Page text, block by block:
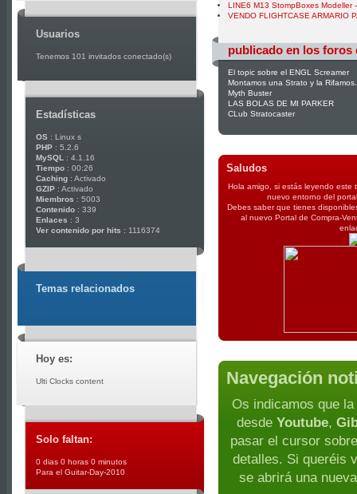
Usuarios
Tenemos 101 invitados conectado(s)
Estadísticas
OS : Linux s
PHP : 5.2.6
MySQL
: 4.1.16
Tiempo : 00:26
Caching : Activado
GZIP : Activado
Miembros : 5003
Contenido : 339
Enlaces : 3
Ver contenido por hits : 1116374
Temas relacionados
Hoy es:
Ulti Clocks content
Solo faltan:
0 dias 0 horas 0 minutos
Para el Guitar-Day-2010
LINE6 M13 StompBoxes Modeller
VENDO FLIGHTCASE ARMARIO
publicado en los foros
El topic sobre el ENGL Screamer
Montamos una Strato y la Rifamos.
Myth Buster
LAS BOLAS DE MI PARKER
CLub Stratocaster
Saludos
Hola amigo, si estás leyendo
nuevo entorno del
Debes saber que tienes
al nuevo Portal de Compra-
Navegación
Os indicamos que
desde Youtube,
pasar el cursor
detalles. Si queréis
se abrirá una